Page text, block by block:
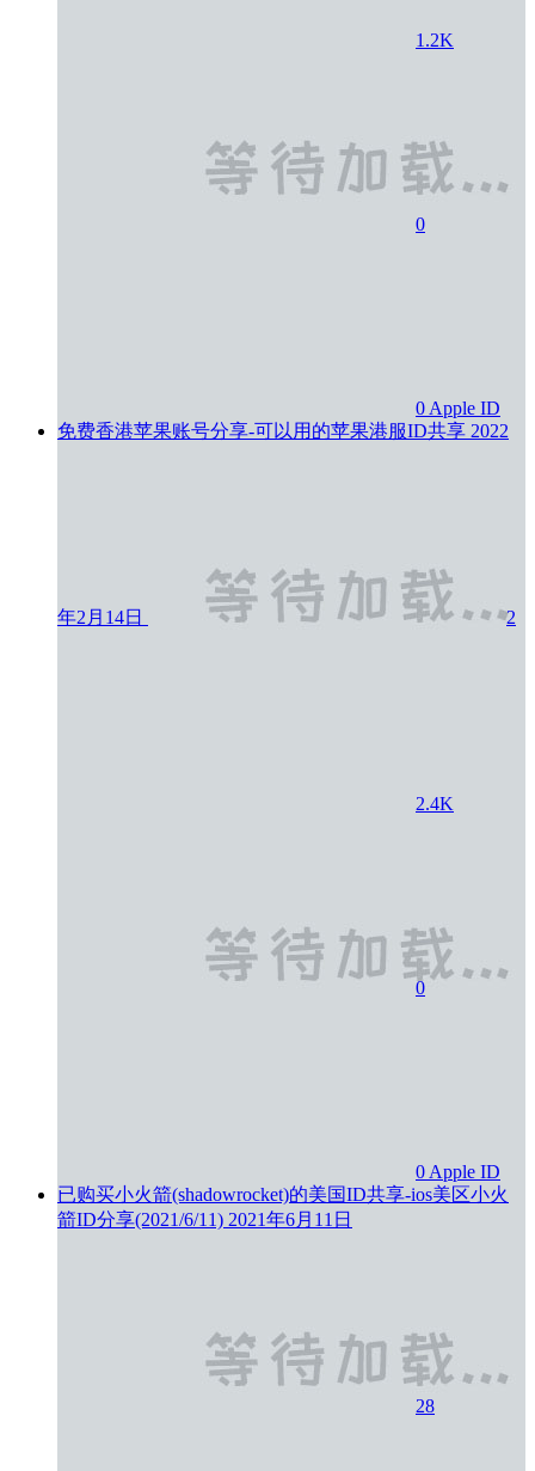
1.2K
0
0 Apple ID
免费香港苹果账号分享-可以用的苹果港服ID共享 2022
年2月14日 2
2.4K
0
0 Apple ID
已购买小火箭(shadowrocket)的美国ID共享-ios美区小火
箭ID分享(2021/6/11) 2021年6月11日
28